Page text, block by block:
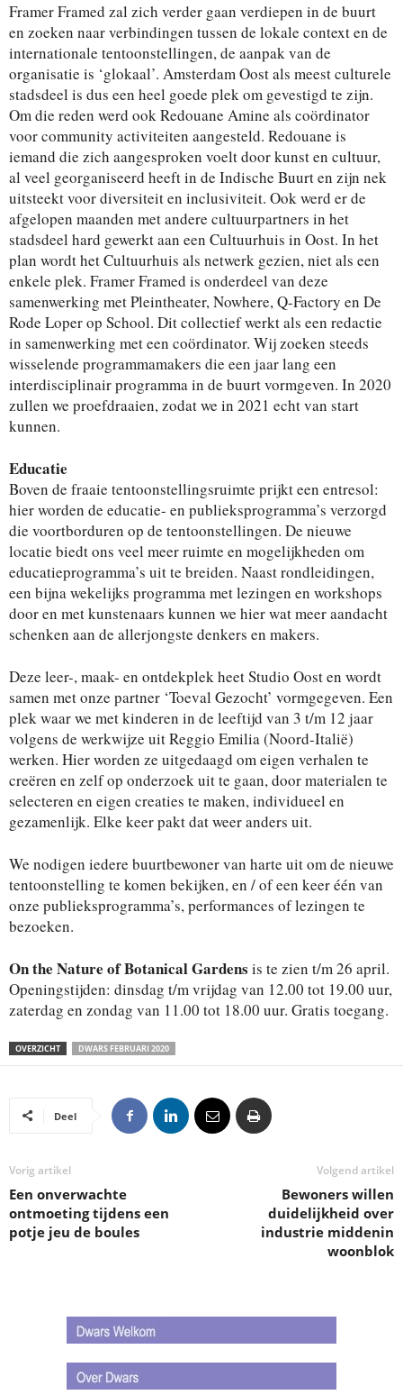
Framer Framed zal zich verder gaan verdiepen in de buurt
en zoeken naar verbindingen tussen de lokale context en de
internationale tentoonstellingen, de aanpak van de
organisatie is ‘glokaal’. Amsterdam Oost als meest culturele
stadsdeel is dus een heel goede plek om gevestigd te zijn.
Om die reden werd ook Redouane Amine als coördinator
voor community activiteiten aangesteld. Redouane is
iemand die zich aangesproken voelt door kunst en cultuur,
al veel georganiseerd heeft in de Indische Buurt en zijn nek
uitsteekt voor diversiteit en inclusiviteit. Ook werd er de
afgelopen maanden met andere cultuurpartners in het
stadsdeel hard gewerkt aan een Cultuurhuis in Oost. In het
plan wordt het Cultuurhuis als netwerk gezien, niet als een
enkele plek. Framer Framed is onderdeel van deze
samenwerking met Pleintheater, Nowhere, Q-Factory en De
Rode Loper op School. Dit collectief werkt als een redactie
in samenwerking met een coördinator. Wij zoeken steeds
wisselende programmamakers die een jaar lang een
interdisciplinair programma in de buurt vormgeven. In 2020
zullen we proefdraaien, zodat we in 2021 echt van start
kunnen.
Educatie
Boven de fraaie tentoonstellingsruimte prijkt een entresol:
hier worden de educatie- en publieksprogramma’s verzorgd
die voortborduren op de tentoonstellingen. De nieuwe
locatie biedt ons veel meer ruimte en mogelijkheden om
educatieprogramma’s uit te breiden. Naast rondleidingen,
een bijna wekelijks programma met lezingen en workshops
door en met kunstenaars kunnen we hier wat meer aandacht
schenken aan de allerjongste denkers en makers.
Deze leer-, maak- en ontdekplek heet Studio Oost en wordt
samen met onze partner ‘Toeval Gezocht’ vormgegeven. Een
plek waar we met kinderen in de leeftijd van 3 t/m 12 jaar
volgens de werkwijze uit Reggio Emilia (Noord-Italië)
werken. Hier worden ze uitgedaagd om eigen verhalen te
creëren en zelf op onderzoek uit te gaan, door materialen te
selecteren en eigen creaties te maken, individueel en
gezamenlijk. Elke keer pakt dat weer anders uit.
We nodigen iedere buurtbewoner van harte uit om de nieuwe
tentoonstelling te komen bekijken, en / of een keer één van
onze publieksprogramma’s, performances of lezingen te
bezoeken.
On the Nature of Botanical Gardens is te zien t/m 26 april.
Openingstijden: dinsdag t/m vrijdag van 12.00 tot 19.00 uur,
zaterdag en zondag van 11.00 tot 18.00 uur. Gratis toegang.
OVERZICHT DWARS FEBRUARI 2020
Deel
Vorig artikel
Een onverwachte
ontmoeting tijdens een
potje jeu de boules
Volgend artikel
Bewoners willen
duidelijkheid over
industrie middenin
woonblok